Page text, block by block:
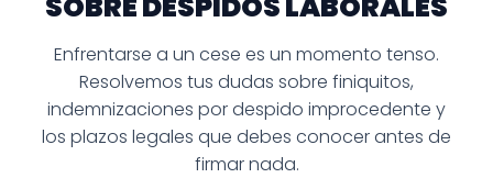
Enfrentarse a un cese es un momento tenso.
Resolvemos tus dudas sobre finiquitos,
indemnizaciones por despido improcedente y
los plazos legales que debes conocer antes de
firmar nada.